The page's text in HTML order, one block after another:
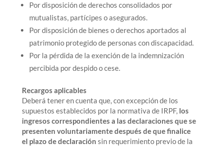
Por disposición de derechos consolidados por
mutualistas, partícipes o asegurados.
Por disposición de bienes o derechos aportados al
patrimonio protegido de personas con discapacidad.
Por la pérdida de la exención de la indemnización
percibida por despido o cese.
Recargos aplicables
Deberá tener en cuenta que, con excepción de los
supuestos establecidos por la normativa de IRPF, los
ingresos correspondientes a las declaraciones que se
presenten voluntariamente después de que finalice
el plazo de declaración sin requerimiento previo de la